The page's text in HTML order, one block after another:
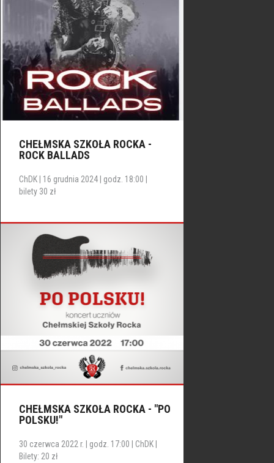
CHEŁMSKA SZKOŁA ROCKA -
ROCK BALLADS
ChDK | 16 grudnia 2024 | godz. 18:00 |
bilety 30 zł
CHEŁMSKA SZKOŁA ROCKA - "PO
POLSKU!"
30 czerwca 2022 r. | godz. 17:00 | ChDK |
Bilety: 20 zł